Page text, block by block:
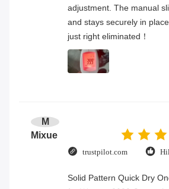
adjustment. The manual
and stays securely in
just right eliminated！
M
Mixue
trustpilot.com
Solid Pattern Quick Dry